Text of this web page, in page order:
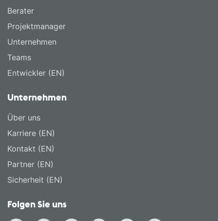
Berater
Projektmanager
Unternehmen
Teams
Entwickler (EN)
Unternehmen
Über uns
Karriere (EN)
Kontakt (EN)
Partner (EN)
Sicherheit (EN)
Folgen Sie uns